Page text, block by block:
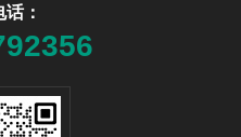
：